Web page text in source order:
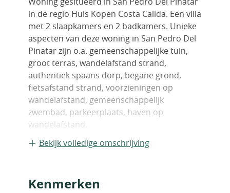
in de regio Huis Kopen Costa Calida. Een villa
met 2 slaapkamers en 2 badkamers. Unieke
aspecten van deze woning in San Pedro Del
Pinatar zijn o.a. gemeenschappelijke tuin,
groot terras, wandelafstand strand,
authentiek spaans dorp, begane grond,
fietsafstand strand, voorzieningen op
wandelafstand, gemeenschappelijk
zwembad, parkeerplaats, haven op
wandelafstand.
Bekijk volledige omschrijving
Kenmerken